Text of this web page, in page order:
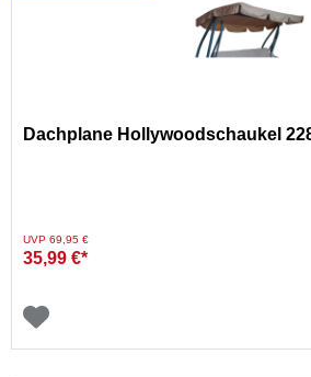
Dachplane Hollywoodschaukel
Preis reduziert von
UVP 69,95 €auf
35,99 €*